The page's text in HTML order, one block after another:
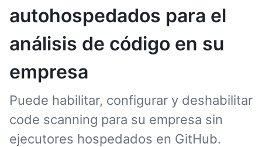
autohospedados para el
análisis de código en su
empresa
Puede habilitar, configurar y deshabilitar
code scanning para su empresa sin
ejecutores hospedados en GitHub.